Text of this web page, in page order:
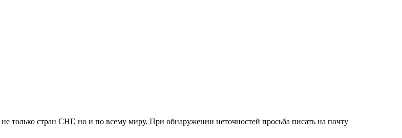
только стран СНГ, но и по всему миру. При обнаружении неточностей просьба писать на почту